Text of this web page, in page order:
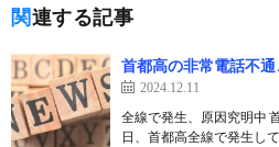
関連する記事
首都高の非常電話不
2024.12.11
全線で発生、原因究明中
日、首都高全線で発生し